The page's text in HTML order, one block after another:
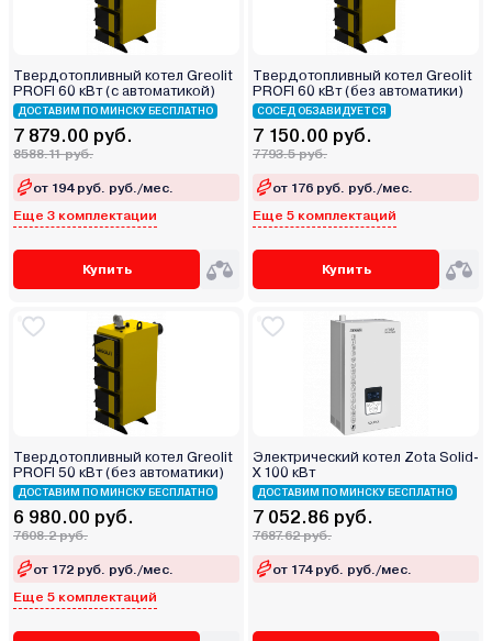
Твердотопливный котел Greolit
PROFI 60 кВт (с автоматикой)
ДОСТАВИМ ПО МИНСКУ БЕСПЛАТНО
7 879.00 руб.
8588.11 руб.
от 194 руб. руб./мес.
Еще 3 комплектации
Купить
Твердотопливный котел Greolit
PROFI 60 кВт (без автоматики)
СОСЕД ОБЗАВИДУЕТСЯ
7 150.00 руб.
7793.5 руб.
от 176 руб. руб./мес.
Еще 5 комплектаций
Купить
Твердотопливный котел Greolit
PROFI 50 кВт (без автоматики)
ДОСТАВИМ ПО МИНСКУ БЕСПЛАТНО
6 980.00 руб.
7608.2 руб.
от 172 руб. руб./мес.
Еще 5 комплектаций
Электрический котел Zota Solid-
Х 100 кВт
ДОСТАВИМ ПО МИНСКУ БЕСПЛАТНО
7 052.86 руб.
7687.62 руб.
от 174 руб. руб./мес.